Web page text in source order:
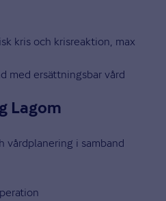
kris och krisreaktion, max
med ersättningsbar vård
Lagom
vårdplanering i samband